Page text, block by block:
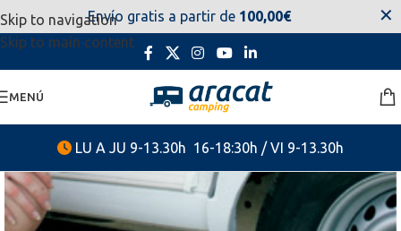
Skip to navigation
Skip to main content
estaremos disponibles. Disculpen las molestias.
MENÚ
LU A JU 9-13.30h 16-18:30h / VI 9-13.30h
Envío gratis a partir de 100,00€ ✕